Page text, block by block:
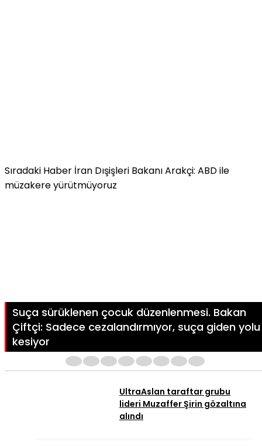
Sıradaki Haber İran Dışişleri Bakanı Arakçi: ABD ile
müzakere yürütmüyoruz
Suça sürüklenen çocuk düzenlenmesi. Bakan
Çiftçi: Sadece cezalandırmıyor, suça giden yolu
kesiyor
UltraAslan taraftar grubu
lideri Muzaffer Şirin gözaltına
alındı